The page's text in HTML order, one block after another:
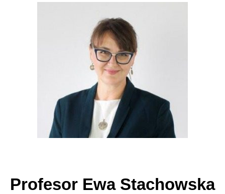
Profesor Ewa Stachowska